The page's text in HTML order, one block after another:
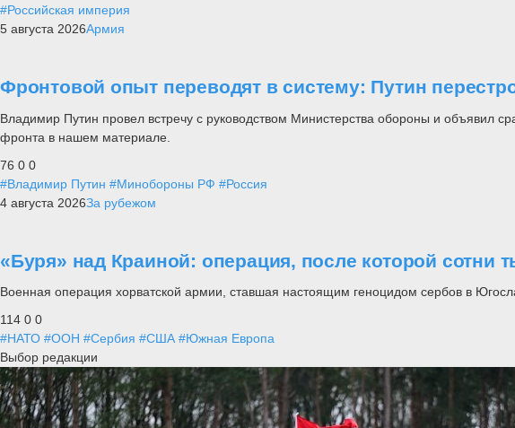
#Российская империя
5 августа 2026Армия
Фронтовой опыт переводят в систему: Путин
Владимир Путин провел встречу с руководством Министерства обороны и объявил
фронта в нашем материале.
76 0 0
#Владимир Путин #Минобороны РФ #Россия
4 августа 2026За рубежом
«Буря» над Краиной: операция, после которой сотни
Военная операция хорватской армии, ставшая настоящим геноцидом сербов в
114 0 0
#НАТО #ООН #Сербия #США #Южная Европа
Выбор редакции